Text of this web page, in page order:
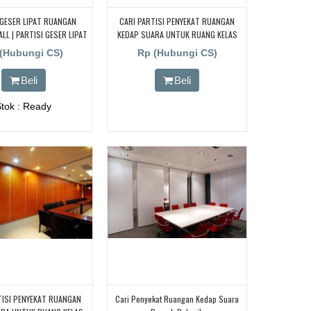
LIPAT RUANGAN
| PARTISI GESER LIPAT
WALL | PARTISI
MOVABLE WALL
CS)
Beli
: Ready
CARI PARTISI PENYEKAT RUANGAN
KEDAP SUARA UNTUK RUANG KELAS
KAMPUS, CARI PARTISI PENYEKAT
RUANGAN KEDAP SUARA UNTUK
RUANG KELAS KAMPUS, CARI PARTISI
PENYEKAT RUANGAN KEDAP SUARA
Rp (Hubungi CS)
Beli
PENYEKAT RUANGAN
Cari Penyekat Ruangan Kedap Suara